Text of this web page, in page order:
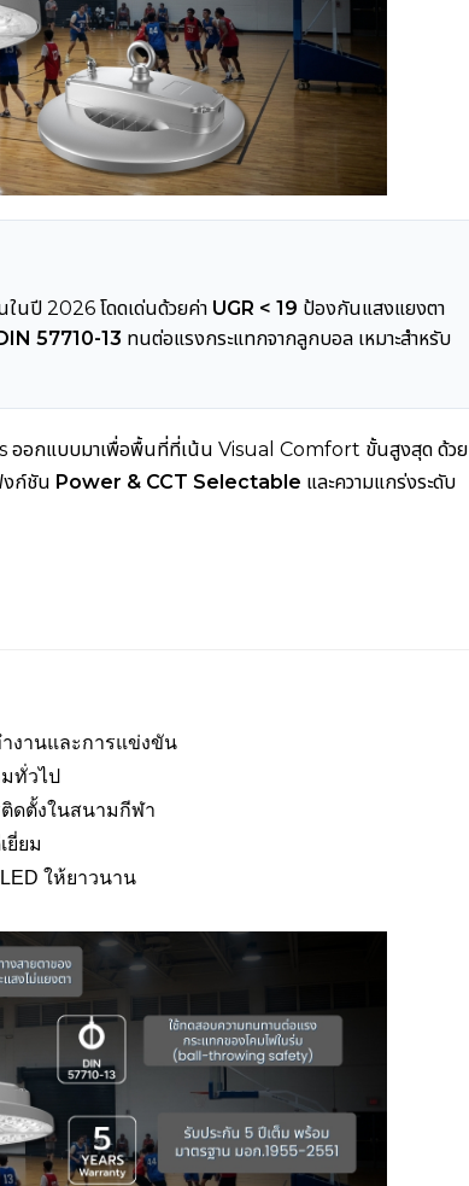
นปี 2026 โดดเด่นด้วยค่า UGR < 19 ป้องกันแสงแยงตา
57710-13 ทนต่อแรงกระแทกจากลูกบอล เหมาะสำหรับ
อกแบบมาเพื่อพื้นที่ที่เน้น Visual Comfort ขั้นสูงสุด ด้วย
งก์ชัน Power & CCT Selectable และความแกร่งระดับ
งานและการแข่งขัน
ทั่วไป
ดตั้งในสนามกีฬา
ยี่ยม
ให้ยาวนาน